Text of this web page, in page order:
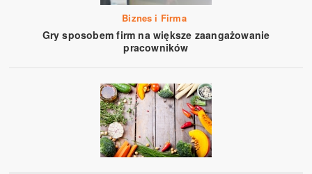
Biznes i Firma
Gry sposobem firm na większe zaangażowanie
pracowników